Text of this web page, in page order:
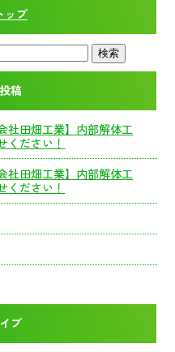
ップ
稿
社田畑工業】内部解体工
ください！
社田畑工業】内部解体工
ください！
ブ